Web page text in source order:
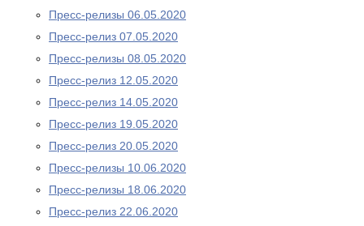
Пресс-релизы 06.05.2020
Пресс-релиз 07.05.2020
Пресс-релизы 08.05.2020
Пресс-релиз 12.05.2020
Пресс-релиз 14.05.2020
Пресс-релиз 19.05.2020
Пресс-релиз 20.05.2020
Пресс-релизы 10.06.2020
Пресс-релизы 18.06.2020
Пресс-релиз 22.06.2020